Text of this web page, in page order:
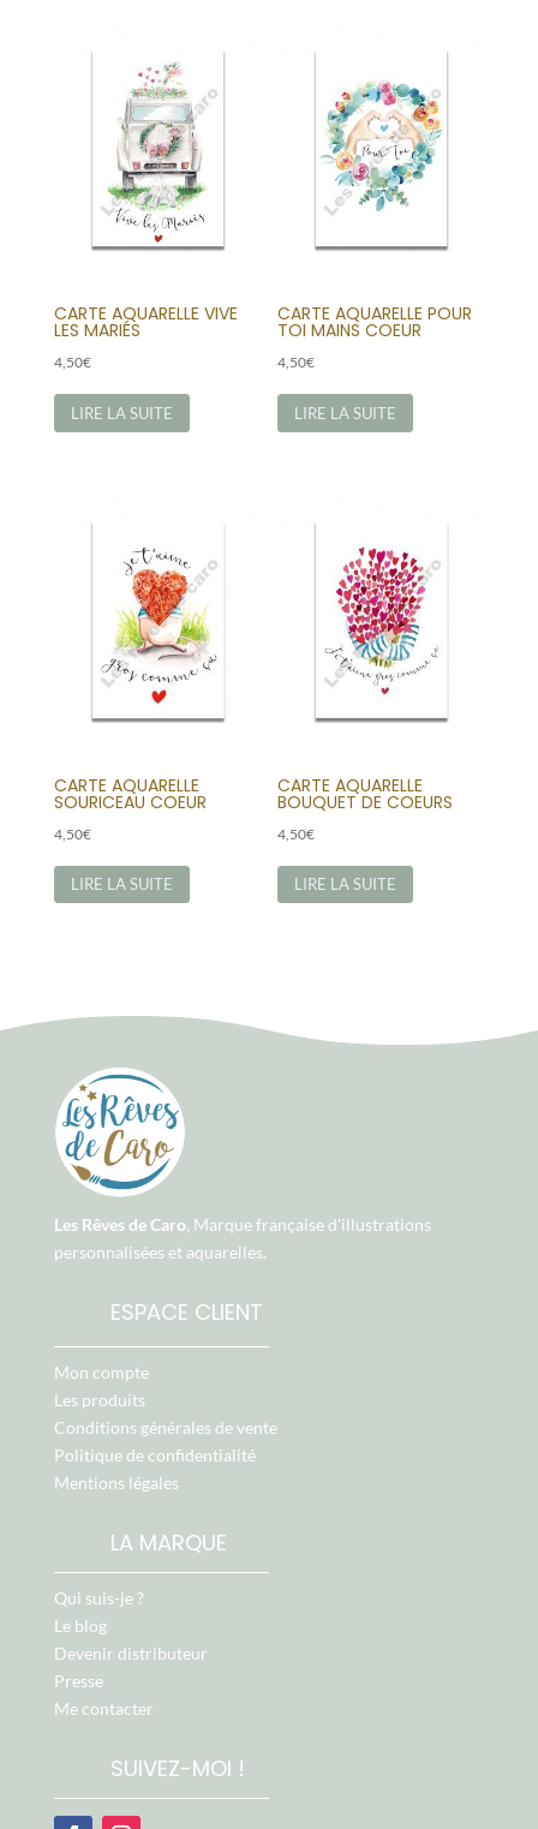
CARTE AQUARELLE VIVE
LES MARIÉS
4,50€
LIRE LA SUITE
CARTE AQUARELLE POUR
TOI MAINS COEUR
4,50€
LIRE LA SUITE
CARTE AQUARELLE
SOURICEAU COEUR
4,50€
LIRE LA SUITE
CARTE AQUARELLE
BOUQUET DE COEURS
4,50€
LIRE LA SUITE
Les Rêves de Caro, Marque française d'illustrations
personnalisées et aquarelles.
ESPACE CLIENT
Mon compte
Les produits
Conditions générales de vente
Politique de confidentialité
Mentions légales
LA MARQUE
Qui suis-je ?
Le blog
Devenir distributeur
Presse
Me contacter
SUIVEZ-MOI !